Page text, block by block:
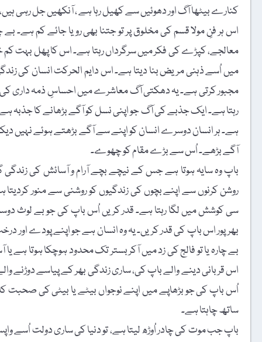
کنارے بیٹھا آگ اور دھوئیں سے کھیل رہا ہے ، آنکھیں جل رہی
اس ہر فنِ مولا قسم کی مخلوق پر تو جتنا بھی رویا جائے کم ہے۔
معالجے، کپڑے کی فکر میں سرگرداں رہتا ہے۔ اس کا پھل بہت کم
میں اُسے ذہنی مریض بنا دیتا ہے۔ اس دایم الحرکت انسان کی
مجبور کرتی ہے۔ یہ دھکتی آگ معاشرے میں احساسِ ذمہ داری
رہتا ہے۔ ایک جذبے کی آگ جو اپنی نسل کو آگے بڑھانے کا جذبہ
ہے۔ ہر انسان دوسرے انسان کو اپنے سے آگے بڑھتے ہوئے نہیں
آگے بڑھے۔ اُس سے بڑے مقام کو چھوے۔
باپ وہ سایہ ہوتا ہے جس کے نیچے بچے آرام و آسائش کی زندگی
روشن کرنوں سے اپنے بچوں کی زندگیوں کو روشنی سے منور
سی کوشش میں لگا رہتا ہے۔ قدر کریں اُس باپ کی جو بے لوث
بھرپور اس باپ کی قدر کریں۔ یہ وہ انسان ہے جو اپنے پودے اور
بے چارہ یا تو فالج کی زد میں آکر بستر تک محدود ہوچکا ہوتا ہے
اس قربانی دینے والے باپ کی، ساری زندگی بھر کے پیاسے دوڑنے
اُس باپ کی جو بڑھاپے میں اپنے نوجواں بیٹے یا بیٹی کی صحبت
ساتھ چاہتا ہے۔
باپ جب موت کی چادر اُوڑھ لیتا ہے، تو دنیا کی ساری دولت اُسے